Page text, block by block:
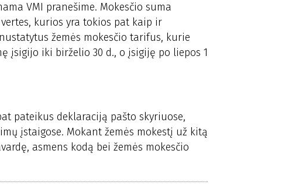
VMI pranešime. Mokesčio suma
kurios yra tokios pat kaip ir
žemės mokesčio tarifus, kurie
įsigijo iki birželio 30 d., o įsigiję po liepos 1
pateikus deklaraciją pašto skyriuose,
įstaigose. Mokant žemės mokestį už kitą
asmens kodą bei žemės mokesčio